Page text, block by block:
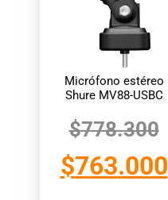
Micrófono estéreo
Shure MV88-USBC
$778.300
$763.000